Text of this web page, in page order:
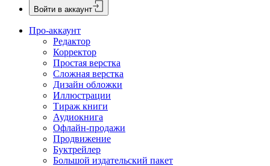
Войти в аккаунт
Про-аккаунт
Редактор
Корректор
Простая верстка
Сложная верстка
Дизайн обложки
Иллюстрации
Тираж книги
Аудиокнига
Офлайн-продажи
Продвижение
Буктрейлер
Большой издательский пакет